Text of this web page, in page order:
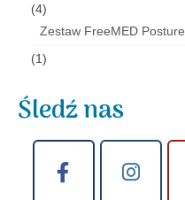
(4)
Zestaw FreeMED Posture
(1)
Śledź nas